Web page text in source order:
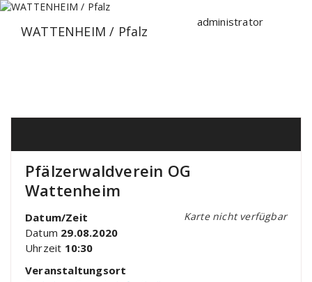
Zum
springenWATTENHEIM / Pfalz
administrator
Pfälzerwaldverein OG
Wattenheim
Karte nicht verfügbar
Datum/Zeit
Datum 29.08.2020
Uhrzeit 10:30
Veranstaltungsort